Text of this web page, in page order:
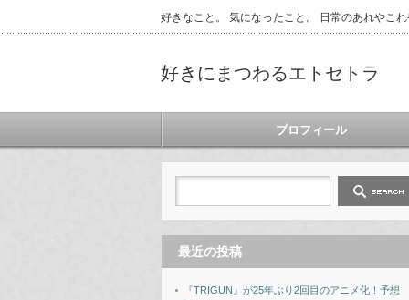
好きなこと。 気になったこと。 日常のあれやこ
好きにまつわるエトセトラ
プロフィール
最近の投稿
『TRIGUN』が25年ぶり2回目のアニメ化！予想